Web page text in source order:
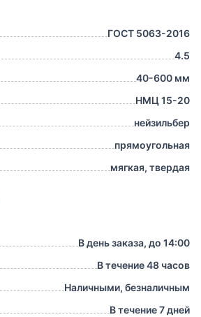
ГОСТ 5063-2016
4.5
40-600 мм
НМЦ 15-20
нейзильбер
прямоугольная
мягкая, твердая
В день заказа, до 14:00
В течение 48 часов
Наличными, безналичным
В течение 7 дней